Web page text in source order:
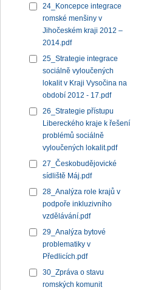
24_Koncepce integrace
romské menšiny v
Jihočeském kraji 2012 –
2014.pdf
25_Strategie integrace
sociálně vyloučených
lokalit v Kraji Vysočina na
období 2012 - 17.pdf
26_Strategie přístupu
Libereckého kraje k řešení
problémů sociálně
vyloučených lokalit.pdf
27_Českobudějovické
sídliště Máj.pdf
28_Analýza role krajů v
podpoře inkluzivního
vzdělávání.pdf
29_Analýza bytové
problematiky v
Předlicích.pdf
30_Zpráva o stavu
romských komunit